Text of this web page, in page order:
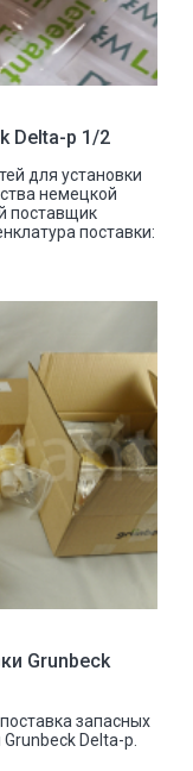
Delta-p 1/2
для установки
немецкой
поставщик
поставки:
Grunbeck
запасных
Delta-p.